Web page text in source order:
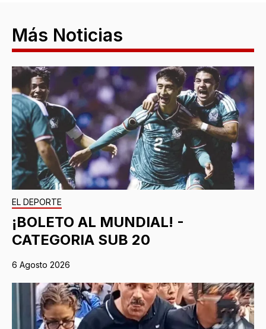
Más Noticias
EL DEPORTE
¡BOLETO AL MUNDIAL! -
CATEGORIA SUB 20
6 Agosto 2026